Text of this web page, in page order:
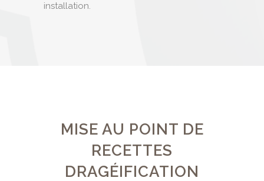
installation.
MISE AU POINT DE
RECETTES
DRAGÉIFICATION